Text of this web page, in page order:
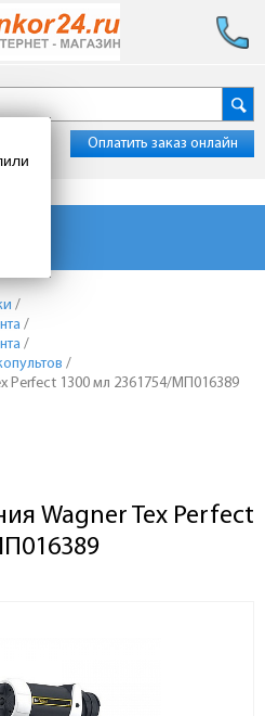
Оплатить заказ онлайн
/
/
/
/
Perfect 1300 мл 2361754/МП016389
Wagner Tex Perfect